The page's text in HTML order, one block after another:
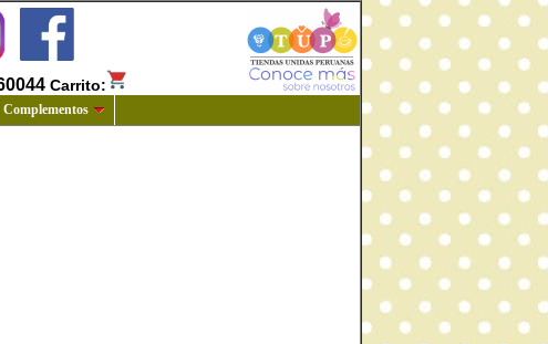
Carrito:
Complementos